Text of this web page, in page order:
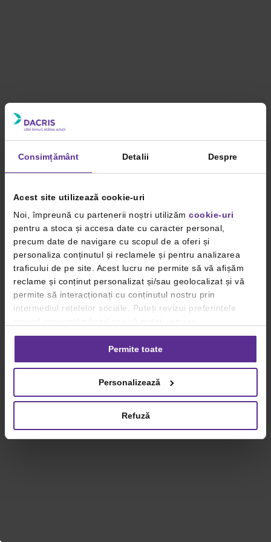
Consimțământ Detalii Despre
Acest site utilizează cookie-uri
Noi, împreună cu partenerii noștri utilizăm cookie-uri
pentru a stoca și accesa date cu caracter personal,
precum date de navigare cu scopul de a oferi și
personaliza conținutul și reclamele și pentru analizarea
traficului de pe site. Acest lucru ne permite să vă afișăm
reclame și conținut personalizat și/sau geolocalizat și vă
permite să interacționați cu conținutul nostru prin
intermediul rețelelor sociale. Puteți revizui preferințele
consimțământul oricând, făcând click pe linkul către
setările dvs. de cookie-uri.
privind utilizarea modulelor cookie.Detalii
Permite toate
Personalizează
Refuză